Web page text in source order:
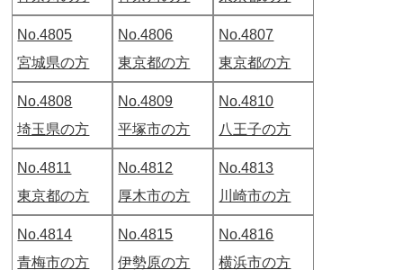
No.4805
宮城県の方
No.4806
東京都の方
No.4807
東京都の方
No.4808
埼玉県の方
No.4809
平塚市の方
No.4810
八王子の方
No.4811
東京都の方
No.4812
厚木市の方
No.4813
川崎市の方
No.4814
青梅市の方
No.4815
伊勢原の方
No.4816
横浜市の方